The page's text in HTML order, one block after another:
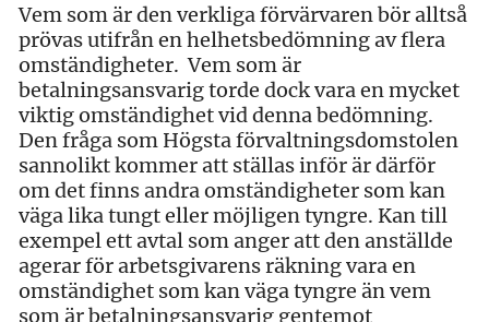
Vem som är den verkliga förvärvaren bör alltså
prövas utifrån en helhetsbedömning av flera
omständigheter. Vem som är
betalningsansvarig torde dock vara en mycket
viktig omständighet vid denna bedömning.
Den fråga som Högsta förvaltningsdomstolen
sannolikt kommer att ställas inför är därför
om det finns andra omständigheter som kan
väga lika tungt eller möjligen tyngre. Kan till
exempel ett avtal som anger att den anställde
agerar för arbetsgivarens räkning vara en
omständighet som kan väga tyngre än vem
som är betalningsansvarig gentemot